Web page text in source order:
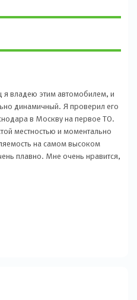
я владею этим автомобилем, и
динамичный. Я проверил его
в Москву на первое ТО.
местностью и моментально
на самом высоком
плавно. Мне очень нравится,
красивой приборной панелью
размера. В общем, если